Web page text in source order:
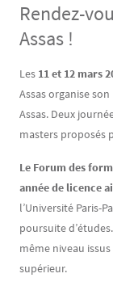
Rendez-
Assas !
Contenu
Texte
Les 11 et 12 mars
Assas organise
Assas. Deux
masters proposés
Le Forum des
année de licence
l’Université Paris-
poursuite
même niveau
supérieur.